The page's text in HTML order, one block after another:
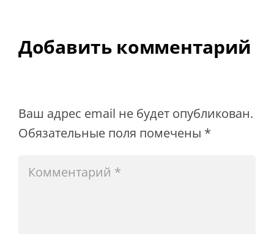
Добавить комментарий
Ваш адрес email не будет опубликован.
Обязательные поля помечены *